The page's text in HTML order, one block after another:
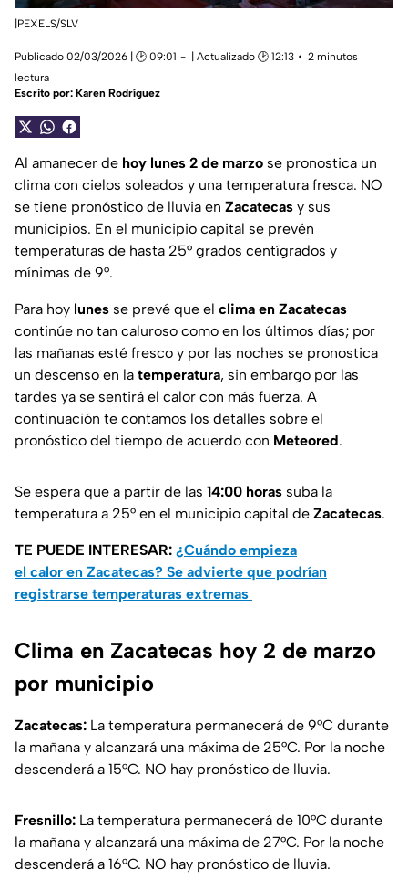
|PEXELS/SLV
Publicado 02/03/2026 | 🕑 09:01 | Actualizado 🕑 12:13
2 minutos
lectura
Escrito por: Karen Rodríguez
Al amanecer de hoy lunes 2 de marzo se pronostica un
clima con cielos soleados y una temperatura fresca. NO
se tiene pronóstico de lluvia en Zacatecas y sus
municipios. En el municipio capital se prevén
temperaturas de hasta 25° grados centígrados y
mínimas de 9°.
Para hoy lunes se prevé que el clima en Zacatecas
continúe no tan caluroso como en los últimos días; por
las mañanas esté fresco y por las noches se pronostica
un descenso en la temperatura, sin embargo por las
tardes ya se sentirá el calor con más fuerza. A
continuación te contamos los detalles sobre el
pronóstico del tiempo de acuerdo con Meteored.
Se espera que a partir de las 14:00 horas suba la
temperatura a 25° en el municipio capital de Zacatecas.
TE PUEDE INTERESAR: ¿Cuándo empieza
el calor en Zacatecas? Se advierte que podrían
registrarse temperaturas extremas
Clima en Zacatecas hoy 2 de marzo
por municipio
Zacatecas: La temperatura permanecerá de 9°C durante
la mañana y alcanzará una máxima de 25°C. Por la noche
descenderá a 15°C. NO hay pronóstico de lluvia.
Fresnillo: La temperatura permanecerá de 10°C durante
la mañana y alcanzará una máxima de 27°C. Por la noche
descenderá a 16°C. NO hay pronóstico de lluvia.